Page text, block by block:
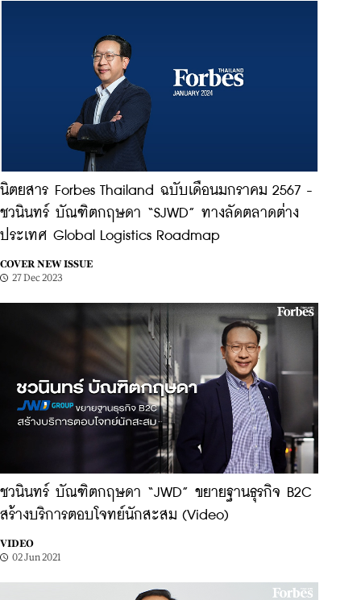
นิตยสาร Forbes Thailand ฉบับเดือนมกราคม 2567 -
ชวนินทร์ บัณฑิตกฤษดา “SJWD” ทางลัดตลาดต่าง
ประเทศ Global Logistics Roadmap
COVER NEW ISSUE
27 Dec 2023
ชวนินทร์ บัณฑิตกฤษดา “JWD” ขยายฐานธุรกิจ B2C
สร้างบริการตอบโจทย์นักสะสม (Video)
VIDEO
02 Jun 2021